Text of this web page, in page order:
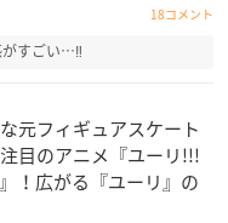
18コメント
がすごい…‼
元フィギュアスケート
目のアニメ『ユーリ!!!
！広がる『ユーリ』の